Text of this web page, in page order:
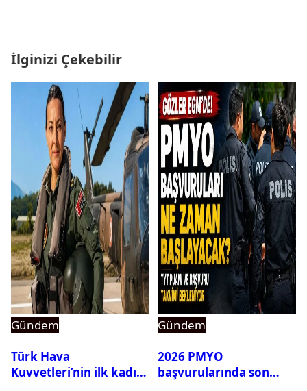
İlginizi Çekebilir
Gündem
Türk Hava
Kuvvetleri’nin ilk kadın
Gündem
2026 PMYO
başvurularında son